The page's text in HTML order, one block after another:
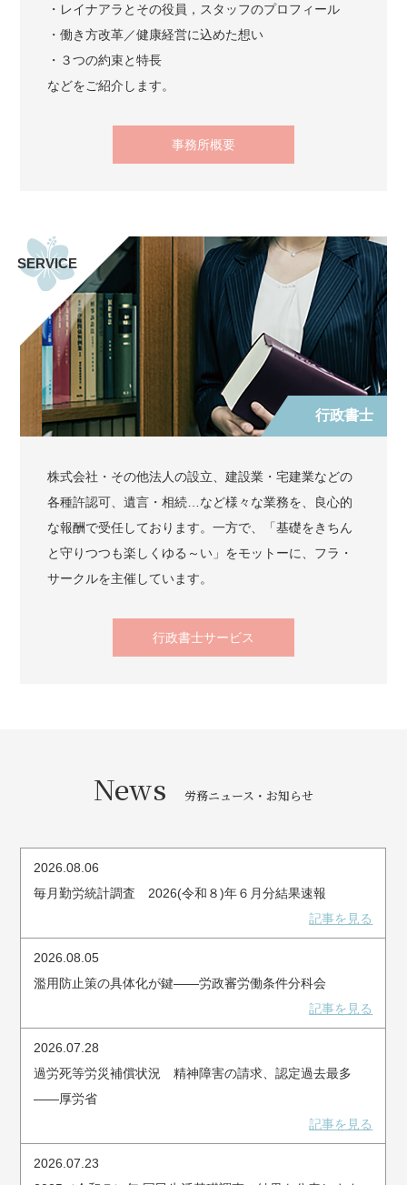
・レイナアラとその役員，スタッフのプロフィール
・働き方改革／健康経営に込めた想い
・３つの約束と特長
などをご紹介します。
事務所概要
行政書士
株式会社・その他法人の設立、建設業・宅建業などの
各種許認可、遺言・相続…など様々な業務を、良心的
な報酬で受任しております。一方で、「基礎をきちん
と守りつつも楽しくゆる～い」をモットーに、フラ・
サークルを主催しています。
行政書士サービス
SERVICE
News 労務ニュース・お知らせ
2026.08.06
毎月勤労統計調査 2026(令和８)年６月分結果速報
記事を見る
2026.08.05
濫用防止策の具体化が鍵――労政審労働条件分科会
記事を見る
2026.07.28
過労死等労災補償状況 精神障害の請求、認定過去最多
――厚労省
記事を見る
2026.07.23